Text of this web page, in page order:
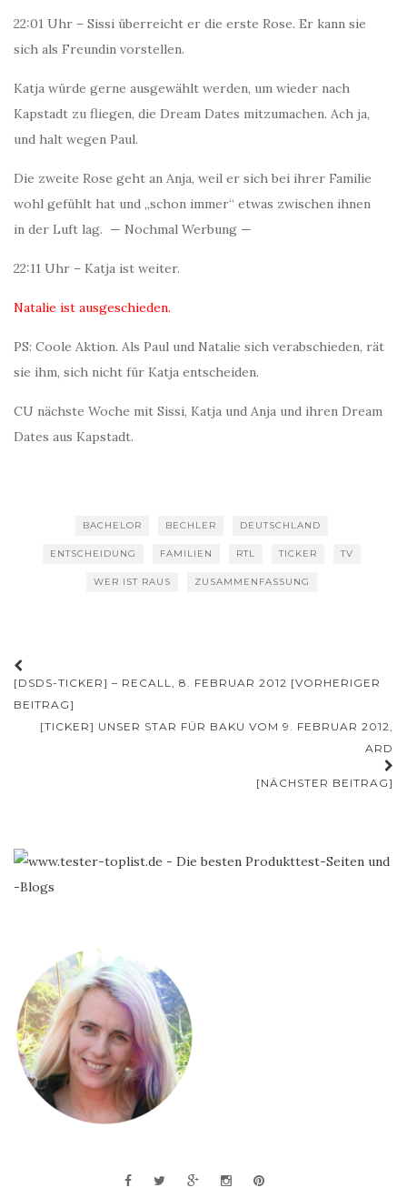
22:01 Uhr – Sissi überreicht er die erste Rose. Er kann sie
sich als Freundin vorstellen.
Katja würde gerne ausgewählt werden, um wieder nach
Kapstadt zu fliegen, die Dream Dates mitzumachen. Ach ja,
und halt wegen Paul.
Die zweite Rose geht an Anja, weil er sich bei ihrer Familie
wohl gefühlt hat und „schon immer“ etwas zwischen ihnen
in der Luft lag. — Nochmal Werbung —
22:11 Uhr – Katja ist weiter.
Natalie ist ausgeschieden.
PS: Coole Aktion. Als Paul und Natalie sich verabschieden, rät
sie ihm, sich nicht für Katja entscheiden.
CU nächste Woche mit Sissi, Katja und Anja und ihren Dream
Dates aus Kapstadt.
BACHELOR BECHLER DEUTSCHLAND
ENTSCHEIDUNG FAMILIEN RTL TICKER TV
WER IST RAUS ZUSAMMENFASSUNG
Beitrags-
Navigation
[DSDS-TICKER] – RECALL, 8. FEBRUAR 2012 [VORHERIGER
BEITRAG]
[TICKER] UNSER STAR FÜR BAKU VOM 9. FEBRUAR 2012,
ARD
[NÄCHSTER BEITRAG]